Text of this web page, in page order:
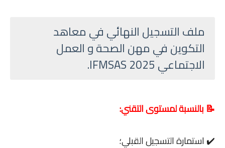
ملف التسجيل النهائي في معاهد
التكوين في مهن الصحة و العمل
الاجتماعي IFMSAS 2025.
📝 بالنسبة لمستوى التقني:
✔️ استمارة التسجيل القبلي؛